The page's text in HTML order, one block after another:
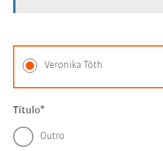
Veronika Tóth
Título
Outro